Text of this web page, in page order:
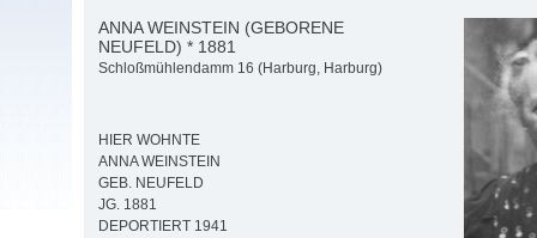
ANNA WEINSTEIN (GEBORENE
NEUFELD) * 1881
Schloßmühlendamm 16 (Harburg, Harburg)
HIER WOHNTE
ANNA WEINSTEIN
GEB. NEUFELD
JG. 1881
DEPORTIERT 1941